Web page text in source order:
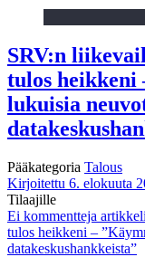
SRV:n
tulos heikkeni
lukuisia
Pääkategoria Talous
Kirjoitettu 6. elokuuta
Tilaajille
Ei kommentteja
tulos heikkeni –
datakeskushankkeista”